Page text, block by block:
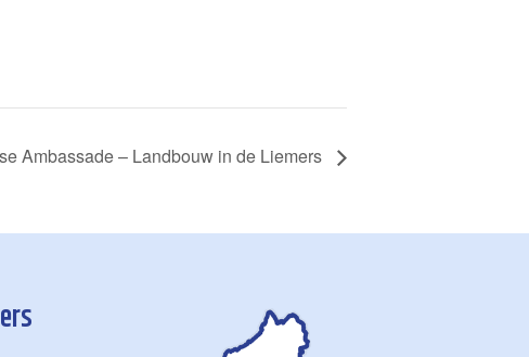
Ambassade – Landbouw in de Liemers